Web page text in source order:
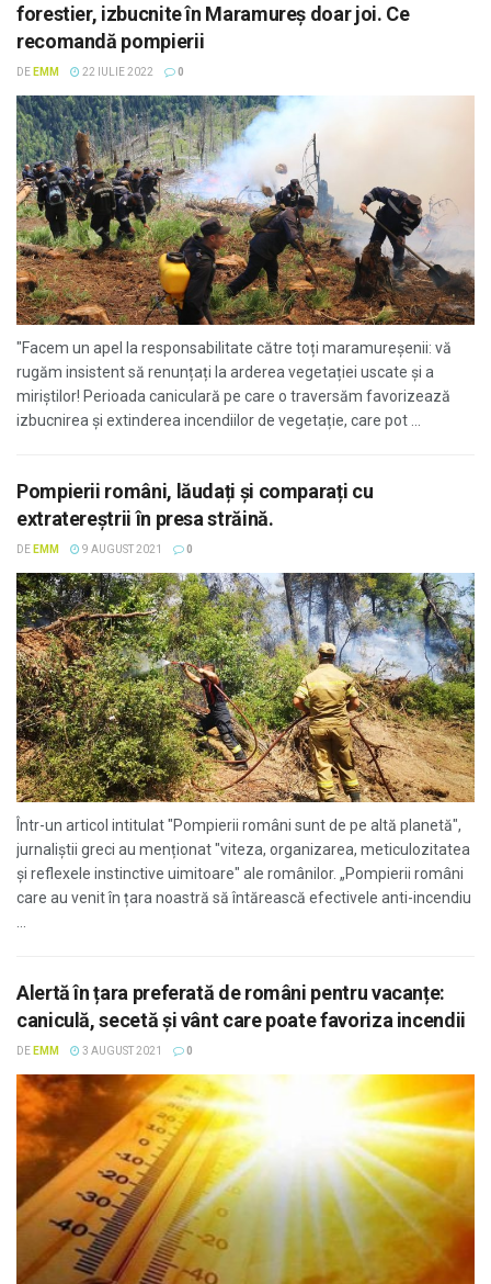
forestier, izbucnite în Maramureş doar joi. Ce
recomandă pompierii
DE EMM 22 IULIE 2022 0
"Facem un apel la responsabilitate către toți maramureșenii: vă
rugăm insistent să renunțați la arderea vegetației uscate și a
miriștilor! Perioada caniculară pe care o traversăm favorizează
izbucnirea și extinderea incendiilor de vegetație, care pot ...
Pompierii români, lăudați și comparați cu
extratereștrii în presa străină.
DE EMM 9 AUGUST 2021 0
Într-un articol intitulat "Pompierii români sunt de pe altă planetă",
jurnaliștii greci au menționat "viteza, organizarea, meticulozitatea
și reflexele instinctive uimitoare" ale românilor. „Pompierii români
care au venit în țara noastră să întărească efectivele anti-incendiu
Alertă în țara preferată de români pentru vacanțe:
caniculă, secetă și vânt care poate favoriza incendii
DE EMM 3 AUGUST 2021 0